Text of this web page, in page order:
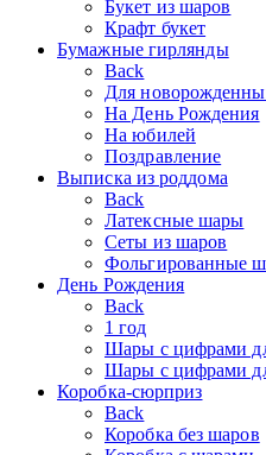
Букет из шаров
Крафт букет
Бумажные гирлянды
Back
Для
На День Рождения
На юбилей
Поздравление
Выписка из роддома
Back
Латексные шары
Сеты из шаров
Фольгированные
День Рождения
Back
1 год
Шары с цифрами
Шары с цифрами
Коробка-сюрприз
Back
Коробка без шаров